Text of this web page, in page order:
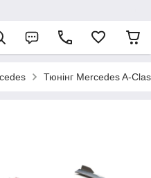
Тюнінг Mercedes A-